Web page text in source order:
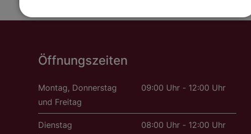
Öffnungszeiten
Montag, Donnerstag
und Freitag
09:00 Uhr - 12:00 Uhr
Dienstag 08:00 Uhr - 12:00 Uhr